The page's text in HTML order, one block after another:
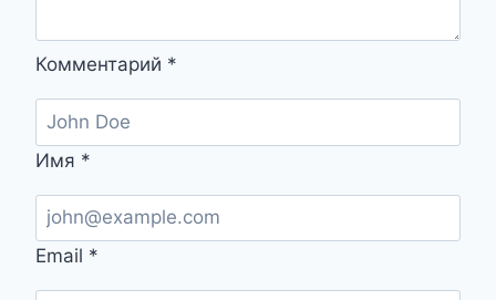
Комментарий *
Имя *
Email *